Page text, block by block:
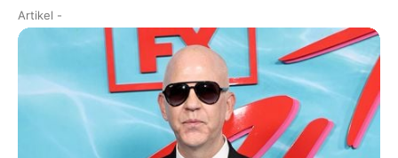
Artikel -